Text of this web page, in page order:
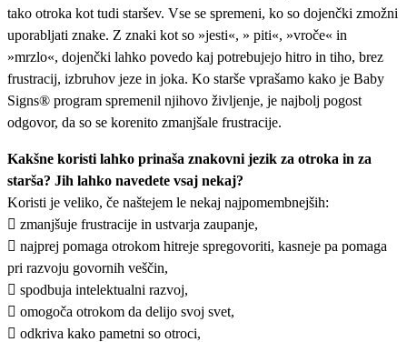
tako otroka kot tudi staršev. Vse se spremeni, ko so dojenčki zmožni
uporabljati znake. Z znaki kot so »jesti«, » piti«, »vroče« in
»mrzlo«, dojenčki lahko povedo kaj potrebujejo hitro in tiho, brez
frustracij, izbruhov jeze in joka. Ko starše vprašamo kako je Baby
Signs® program spremenil njihovo življenje, je najbolj pogost
odgovor, da so se korenito zmanjšale frustracije.
Kakšne koristi lahko prinaša znakovni jezik za otroka in za
starša? Jih lahko navedete vsaj nekaj?
Koristi je veliko, če naštejem le nekaj najpomembnejših:
 zmanjšuje frustracije in ustvarja zaupanje,
 najprej pomaga otrokom hitreje spregovoriti, kasneje pa pomaga
pri razvoju govornih veščin,
 spodbuja intelektualni razvoj,
 omogoča otrokom da delijo svoj svet,
 odkriva kako pametni so otroci,